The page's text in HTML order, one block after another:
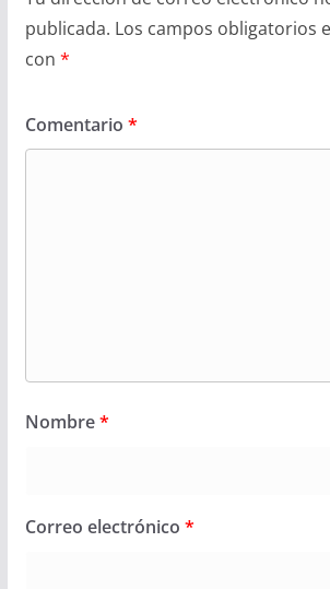
publicada. Los campos obligatorios
con *
Comentario *
Nombre*
Correo electrónico *